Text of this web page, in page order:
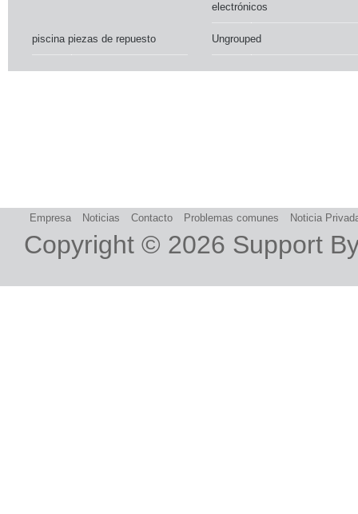
electrónicos
piscina piezas de repuesto Ungrouped
Empresa Noticias Contacto Problemas comunes Noticia
Copyright © 2026 Support